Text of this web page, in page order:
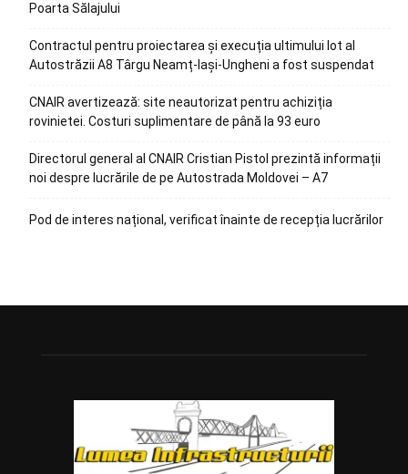
Poarta Sălajului
Contractul pentru proiectarea și execuția ultimului lot al
Autostrăzii A8 Târgu Neamț-Iași-Ungheni a fost suspendat
CNAIR avertizează: site neautorizat pentru achiziția
rovinietei. Costuri suplimentare de până la 93 euro
Directorul general al CNAIR Cristian Pistol prezintă informații
noi despre lucrările de pe Autostrada Moldovei – A7
Pod de interes național, verificat înainte de recepția lucrărilor